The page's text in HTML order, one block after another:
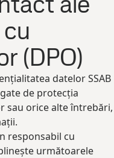
(DPO)
datelor SSAB
de protecția
sau orice alte întrebări,
responsabil cu
următoarele